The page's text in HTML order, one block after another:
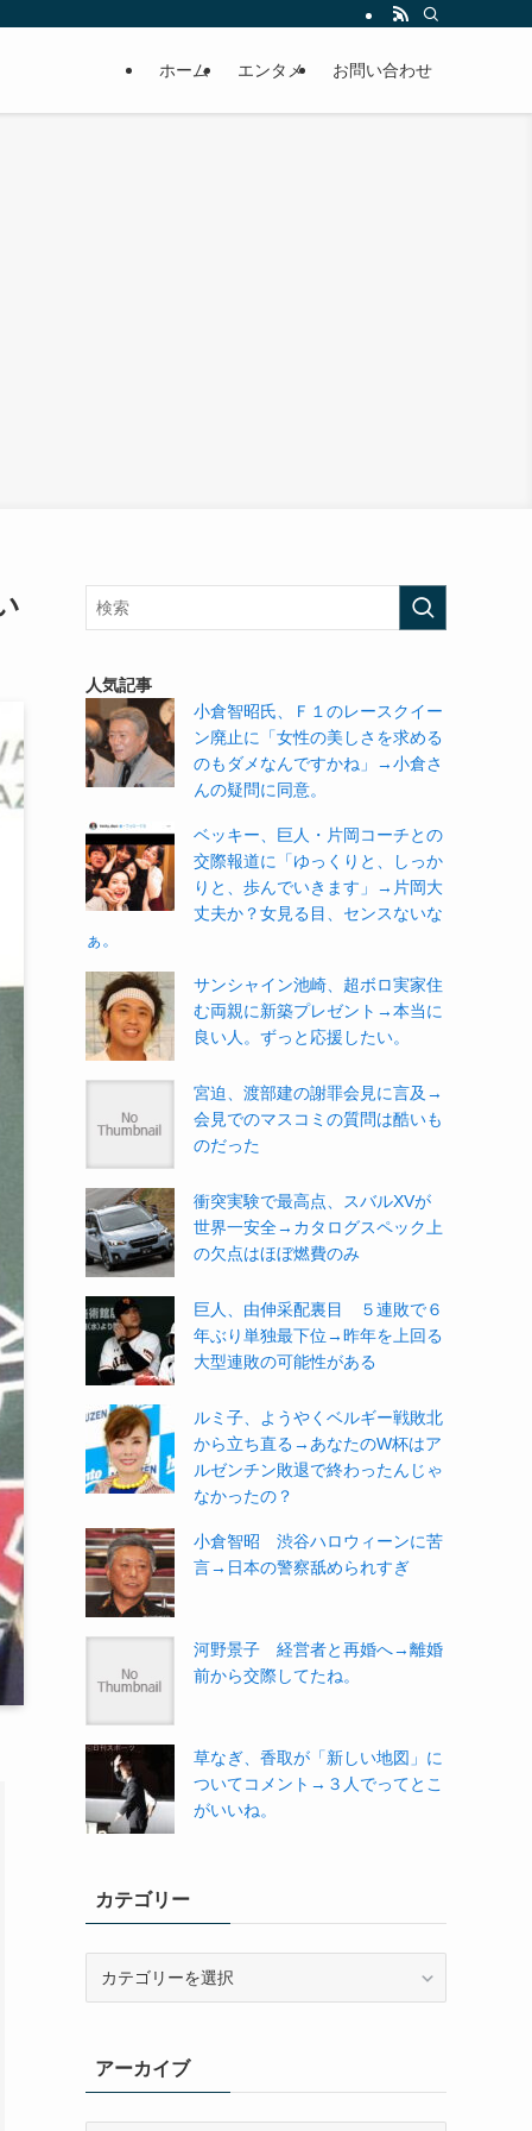
ホーム エンタメ お問い合わせ
人気記事
小倉智昭氏、Ｆ１のレースクイー
ン廃止に「女性の美しさを求める
のもダメなんですかね」→小倉さ
んの疑問に同意。
ベッキー、巨人・片岡コーチとの
交際報道に「ゆっくりと、しっか
りと、歩んでいきます」→片岡大
丈夫か？女見る目、センスないな
ぁ。
サンシャイン池崎、超ボロ実家住
む両親に新築プレゼント→本当に
良い人。ずっと応援したい。
宮迫、渡部建の謝罪会見に言及→
会見でのマスコミの質問は酷いも
のだった
衝突実験で最高点、スバルXVが
世界一安全→カタログスペック上
の欠点はほぼ燃費のみ
巨人、由伸采配裏目 ５連敗で６
年ぶり単独最下位→昨年を上回る
大型連敗の可能性がある
ルミ子、ようやくベルギー戦敗北
から立ち直る→あなたのW杯はア
ルゼンチン敗退で終わったんじゃ
なかったの？
小倉智昭 渋谷ハロウィーンに苦
言→日本の警察舐められすぎ
河野景子 経営者と再婚へ→離婚
前から交際してたね。
草なぎ、香取が「新しい地図」に
ついてコメント→３人でってとこ
がいいね。
カテゴリー
ーアーカイブ